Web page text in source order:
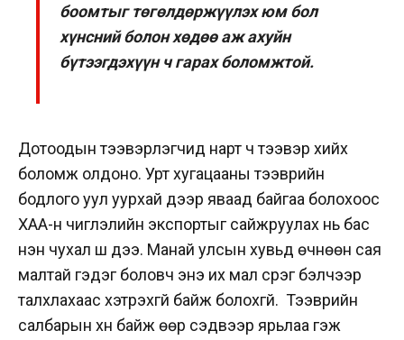
боомтыг төгөлдөржүүлэх юм бол
хүнсний болон хөдөө аж ахуйн
бүтээгдэхүүн ч гарах боломжтой.
Дотоодын тээвэрлэгчид нарт ч тээвэр хийх
боломж олдоно. Урт хугацааны тээврийн
бодлого уул уурхай дээр яваад байгаа болохоос
ХАА-н чиглэлийн экспортыг сайжруулах нь бас
нэн чухал шүү дээ. Манай улсын хувьд өчнөөн сая
малтай гэдэг боловч энэ их мал сүрэг бэлчээр
талхлахаас хэтрэхгүй байж болохгүй. Тээврийн
салбарын хүн байж өөр сэдвээр ярьлаа гэж